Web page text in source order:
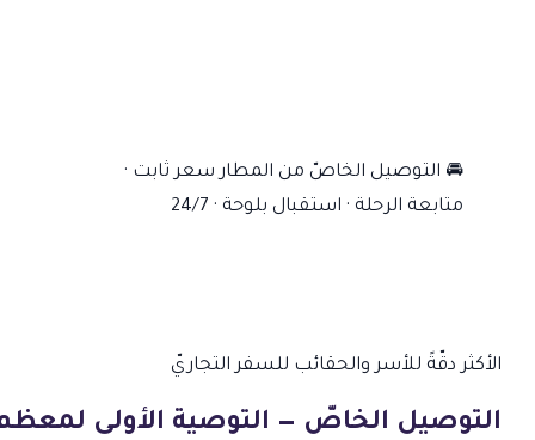
🚘 التوصيل الخاصّ من المطار سعر ثابت ·
متابعة الرحلة · استقبال بلوحة · 24/7
الأكثر دقّةً للأسر والحقائب للسفر التجاريّ
التوصيل الخاصّ — التوصية الأولى